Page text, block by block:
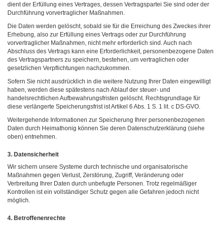
dient der Erfüllung eines Vertrages, dessen Vertragspartei Sie sind oder der
Durchführung vorvertraglicher Maßnahmen.
Die Daten werden gelöscht, sobald sie für die Erreichung des Zweckes ihrer
Erhebung, also zur Erfüllung eines Vertrags oder zur Durchführung
vorvertraglicher Maßnahmen, nicht mehr erforderlich sind. Auch nach
Abschluss des Vertrags kann eine Erforderlichkeit, personenbezogene Daten
des Vertragspartners zu speichern, bestehen, um vertraglichen oder
gesetzlichen Verpflichtungen nachzukommen.
Sofern Sie nicht ausdrücklich in die weitere Nutzung Ihrer Daten eingewilligt
haben, werden diese spätestens nach Ablauf der steuer- und
handelsrechtlichen Aufbewahrungsfristen gelöscht. Rechtsgrundlage für
diese verlängerte Speicherungsfrist ist Artikel 6 Abs. 1 S. 1 lit. c DS-GVO.
Weitergehende Informationen zur Speicherung Ihrer personenbezogenen
Daten durch Heimathonig können Sie deren Datenschutzerklärung (siehe
oben) entnehmen.
3. Datensicherheit
Wir sichern unsere Systeme durch technische und organisatorische
Maßnahmen gegen Verlust, Zerstörung, Zugriff, Veränderung oder
Verbreitung Ihrer Daten durch unbefugte Personen. Trotz regelmäßiger
Kontrollen ist ein vollständiger Schutz gegen alle Gefahren jedoch nicht
möglich.
4. Betroffenenrechte